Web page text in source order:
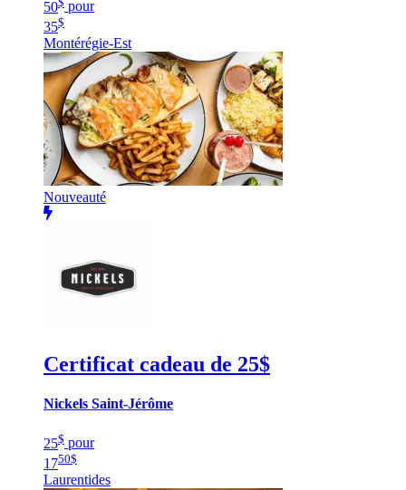
50
pour
35$
Montérégie-Est
Nouveauté
Certificat cadeau de 25$
Nickels Saint-Jérôme
25$ pour
1750$
Laurentides